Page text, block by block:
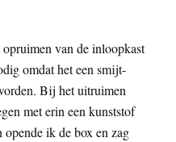
van de inloopkast
omdat het een smijt-
Bij het uitruimen
met erin een kunststof
opende ik de box en zag